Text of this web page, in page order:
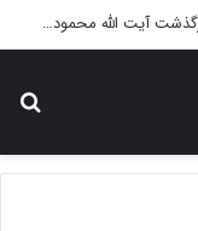
پیام تسلیت آیت الله مصباحی مقدم در پی درگذشت آیت الله محمودی گلپایگانی